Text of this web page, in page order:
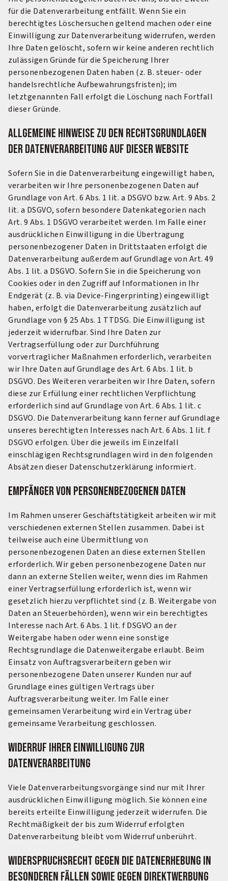
für die Datenverarbeitung entfällt. Wenn Sie ein
berechtigtes Löschersuchen geltend machen oder eine
Einwilligung zur Datenverarbeitung widerrufen, werden
Ihre Daten gelöscht, sofern wir keine anderen rechtlich
zulässigen Gründe für die Speicherung Ihrer
personenbezogenen Daten haben (z. B. steuer- oder
handelsrechtliche Aufbewahrungsfristen); im
letztgenannten Fall erfolgt die Löschung nach Fortfall
dieser Gründe.
Allgemeine Hinweise zu den Rechtsgrundlagen
der Daten­verarbeitung auf dieser Website
Sofern Sie in die Datenverarbeitung eingewilligt haben,
verarbeiten wir Ihre personenbezogenen Daten auf
Grundlage von Art. 6 Abs. 1 lit. a DSGVO bzw. Art. 9 Abs. 2
lit. a DSGVO, sofern besondere Datenkategorien nach
Art. 9 Abs. 1 DSGVO verarbeitet werden. Im Falle einer
ausdrücklichen Einwilligung in die Übertragung
personenbezogener Daten in Drittstaaten erfolgt die
Datenverarbeitung außerdem auf Grundlage von Art. 49
Abs. 1 lit. a DSGVO. Sofern Sie in die Speicherung von
Cookies oder in den Zugriff auf Informationen in Ihr
Endgerät (z. B. via Device-Fingerprinting) eingewilligt
haben, erfolgt die Datenverarbeitung zusätzlich auf
Grundlage von § 25 Abs. 1 TTDSG. Die Einwilligung ist
jederzeit widerrufbar. Sind Ihre Daten zur
Vertragserfüllung oder zur Durchführung
vorvertraglicher Maßnahmen erforderlich, verarbeiten
wir Ihre Daten auf Grundlage des Art. 6 Abs. 1 lit. b
DSGVO. Des Weiteren verarbeiten wir Ihre Daten, sofern
diese zur Erfüllung einer rechtlichen Verpflichtung
erforderlich sind auf Grundlage von Art. 6 Abs. 1 lit. c
DSGVO. Die Datenverarbeitung kann ferner auf Grundlage
unseres berechtigten Interesses nach Art. 6 Abs. 1 lit. f
DSGVO erfolgen. Über die jeweils im Einzelfall
einschlägigen Rechtsgrundlagen wird in den folgenden
Absätzen dieser Datenschutzerklärung informiert.
Empfänger von personenbezogenen Daten
Im Rahmen unserer Geschäftstätigkeit arbeiten wir mit
verschiedenen externen Stellen zusammen. Dabei ist
teilweise auch eine Übermittlung von
personenbezogenen Daten an diese externen Stellen
erforderlich. Wir geben personenbezogene Daten nur
dann an externe Stellen weiter, wenn dies im Rahmen
einer Vertragserfüllung erforderlich ist, wenn wir
gesetzlich hierzu verpflichtet sind (z. B. Weitergabe von
Daten an Steuerbehörden), wenn wir ein berechtigtes
Interesse nach Art. 6 Abs. 1 lit. f DSGVO an der
Weitergabe haben oder wenn eine sonstige
Rechtsgrundlage die Datenweitergabe erlaubt. Beim
Einsatz von Auftragsverarbeitern geben wir
personenbezogene Daten unserer Kunden nur auf
Grundlage eines gültigen Vertrags über
Auftragsverarbeitung weiter. Im Falle einer
gemeinsamen Verarbeitung wird ein Vertrag über
gemeinsame Verarbeitung geschlossen.
Widerruf Ihrer Einwilligung zur
Datenverarbeitung
Viele Datenverarbeitungsvorgänge sind nur mit Ihrer
ausdrücklichen Einwilligung möglich. Sie können eine
bereits erteilte Einwilligung jederzeit widerrufen. Die
Rechtmäßigkeit der bis zum Widerruf erfolgten
Datenverarbeitung bleibt vom Widerruf unberührt.
Widerspruchsrecht gegen die Datenerhebung in
besonderen Fällen sowie gegen Direktwerbung